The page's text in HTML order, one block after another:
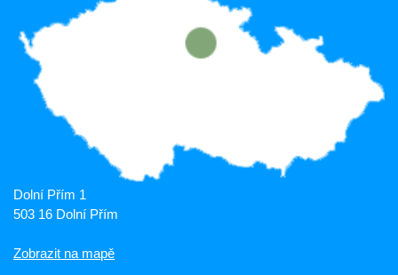
Dolní Přím 1
503 16 Dolní Přím
Zobrazit na mapě